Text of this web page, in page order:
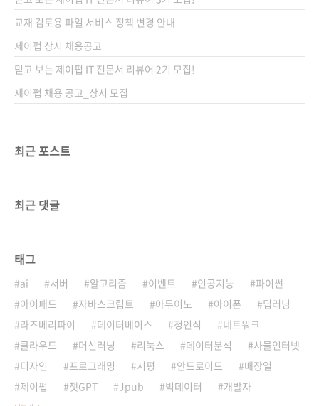
상세하고 다정하게 보고서 작성 방법을 알려 주
지 않습니다. 팀장님이 “마라님, 해외 배달 업계
최근 동향 좀 리서치해 주세요” 같은 한마디로
문서 미션을 툭 던지고는 질문할 틈도 주지 않고
회의실로 들어가 버리는 식이죠. 실무에서는 ..
교재 검토용 파일 서비스 정책 변경 안내
제이펍 상시 채용공고
믿고 보는 제이펍 IT 전문서 리뷰어 2기 모집!
제이펍 채용 공고_상시 모집
최근 포스트
최근 댓글
태그
ai 서버 알고리즘 이벤트 인공지능
파이썬
아이패드
자바스크립트 아두이노 아이폰
딥러닝
라즈베리파이
데이터베이스 정인식
네트워크
클라우드
머신러닝 리눅스 데이터분석
사물인터넷
디자인
프로그래밍 서평 안드로이드
배장열
제이펍
챗GPT Jpub 빅데이터 개발자